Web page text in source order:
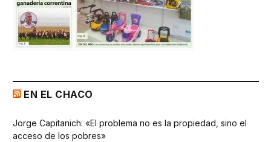
EN EL CHACO
Jorge Capitanich: «El problema no es la propiedad, sino el
acceso de los pobres»